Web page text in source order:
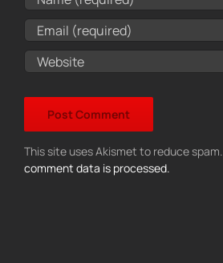
This site uses Akismet to reduce spam.
comment data is processed.